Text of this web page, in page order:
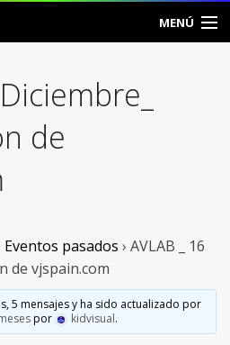
MENÚ
de
Eventos pasados › AVLAB _ 16
de vjspain.com
5 mensajes y ha sido actualizado por
por kidvisual.